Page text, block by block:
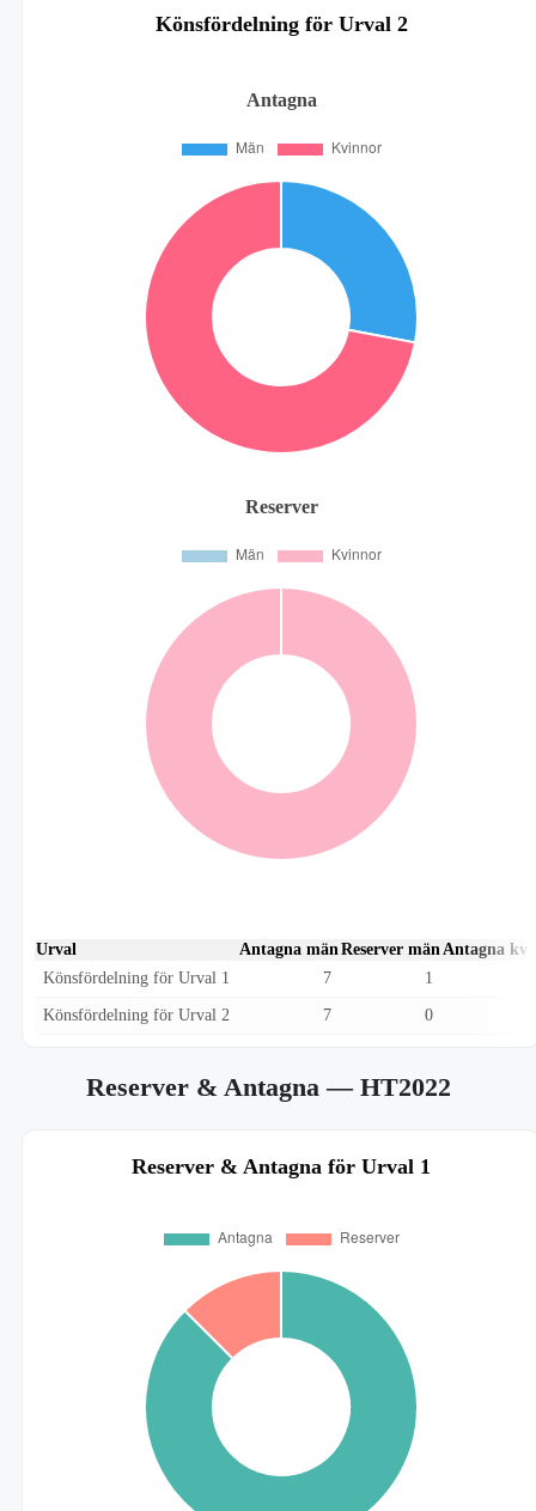
Könsfördelning för Urval 2
Antagna
Reserver
Urval Antagna mänReserver mänAntagna
Könsfördelning för Urval 1
7 1
Könsfördelning för Urval 2 7 0
Reserver & Antagna— HT2022
Reserver & Antagna för Urval 1